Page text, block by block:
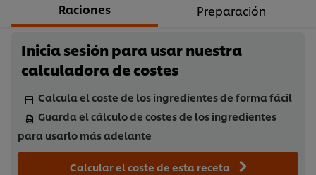
Raciones Preparación
Inicia sesión para usar nuestra
calculadora de costes
Calcula el coste de los ingredientes de forma fácil
Guarda el cálculo de costes de los ingredientes
para usarlo más adelante
Calcular el coste de esta receta